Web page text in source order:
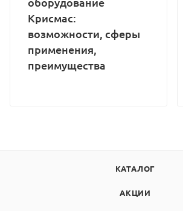
Крисмас:
возможности, сферы
применения,
преимущества
КАТАЛОГ
АКЦИИ